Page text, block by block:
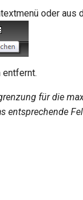
oder aus
entfernt.
für die
entsprechende